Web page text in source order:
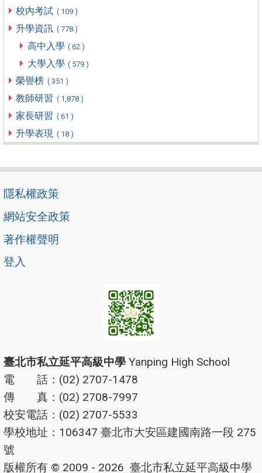
校內考試 ( 109 )
升學資訊 ( 778 )
高中入學 ( 62 )
大學入學 ( 579 )
榮譽榜 ( 351 )
教師研習 ( 1,878 )
家長研習 ( 61 )
升學表現 ( 18 )
隱私權政策
網站安全政策
著作權聲明
登入
臺北市私立延平高級中學 Yanping High School
電 話：(02) 2707-1478
傳 真：(02) 2708-7997
校安電話：(02) 2707-5533
學校地址：106347 臺北市大安區建國南路一段 275
號
版權所有 © 2009 - 2026 臺北市私立延平高級中學